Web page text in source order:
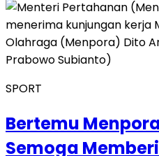
SPORT
Bertemu
Semoga